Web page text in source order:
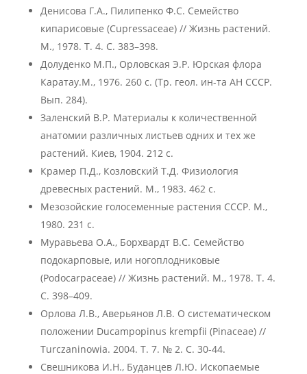
Денисова Г.А., Пилипенко Ф.С. Семейство
кипарисовые (Cupressaceae) // Жизнь растений.
М., 1978. Т. 4. С. 383–398.
Долуденко М.П., Орловская Э.Р. Юрская флора
Каратау.М., 1976. 260 с. (Тр. геол. ин-та АН СССР.
Вып. 284).
Заленский В.Р. Материалы к количественной
анатомии различных листьев одних и тех же
растений. Киев, 1904. 212 с.
Крамер П.Д., Козловский Т.Д. Физиология
древесных растений. М., 1983. 462 с.
Мезозойские голосеменные растения СССР. М.,
1980. 231 с.
Муравьева О.А., Борхвардт В.С. Семейство
подокарповые, или ногоплодниковые
(Podocarpaceae) // Жизнь растений. М., 1978. Т. 4.
С. 398–409.
Орлова Л.В., Аверьянов Л.В. О систематическом
положении Ducampopinus krempfii (Pinaceae) //
Turczaninowia. 2004. Т. 7. № 2. С. 30-44.
Свешникова И.Н., Буданцев Л.Ю. Ископаемые